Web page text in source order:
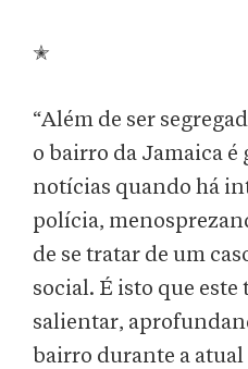
✭
“Além de ser
o bairro da Jamaica é
notícias quando há
polícia,
de se tratar de um
social. É isto que
salientar,
bairro durante a